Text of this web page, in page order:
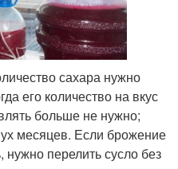
сахара нужно
его количество на вкус
больше не нужно;
месяцев. Если брожение
нужно перелить сусло без